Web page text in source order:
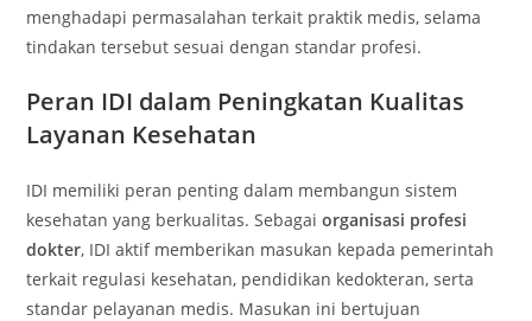
menghadapi permasalahan terkait praktik medis, selama
tindakan tersebut sesuai dengan standar profesi.
Peran IDI dalam Peningkatan Kualitas
Layanan Kesehatan
IDI memiliki peran penting dalam membangun sistem
kesehatan yang berkualitas. Sebagaiorganisasi profesi
dokter, IDI aktif memberikan masukan kepada pemerintah
terkait regulasi kesehatan, pendidikan kedokteran, serta
standar pelayanan medis. Masukan ini bertujuan